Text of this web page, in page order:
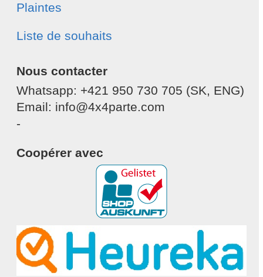
Plaintes
Liste de souhaits
Nous contacter
Whatsapp: +421 950 730 705 (SK, ENG)
Email: info@4x4parte.com
-
Coopérer avec